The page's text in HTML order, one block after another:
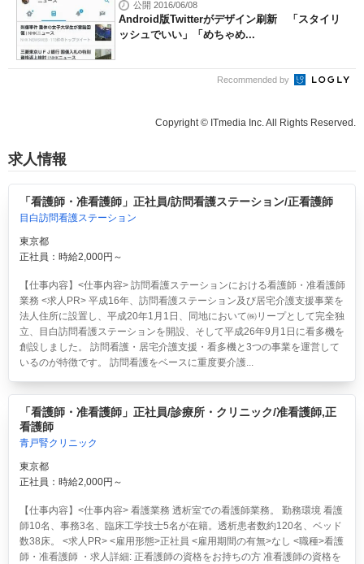
公開 2016/06/08
Android版Twitterがデザイン刷新 「スタイリ
ッシュでいい」「めちゃめ...
Recommended by
Copyright © ITmedia Inc. All Rights Reserved.
求人情報
「看護師・准看護師」正社員/訪問看護ステーション/正看護師
目白訪問看護ステーション
東京都
正社員：時給2,000円～
【仕事内容】<仕事内容> 訪問看護ステーションにおける看護師・准看護師
業務 <求人PR> 平成16年、訪問看護ステーション及び居宅介護支援事業を
法人住所に設置し、平成20年1月1日、同地において㈱リープとして完全独
立、目白訪問看護ステーションを開設、そして平成26年9月1日に看多機を
創設しました。 訪問看護・居宅介護支援・看多機と3つの事業を運営して
いるのが特徴です。 訪問看護をベースに重度要介護...
「看護師・准看護師」正社員/診療所・クリニック/准看護師,正
看護師
青戸腎クリニック
東京都
正社員：時給2,000円～
【仕事内容】<仕事内容> 看護業務 透析室での看護師業務。 勤務環境 看護
師10名、事務3名、臨床工学技士5名が在籍。透析患者数約120名、ベッド
数38床。 <求人PR> <雇用形態>正社員 <雇用期間の有無>なし <職種>看護
師・准看護師 ・求人詳細: 正看護師の資格をお持ちの方 准看護師の資格を